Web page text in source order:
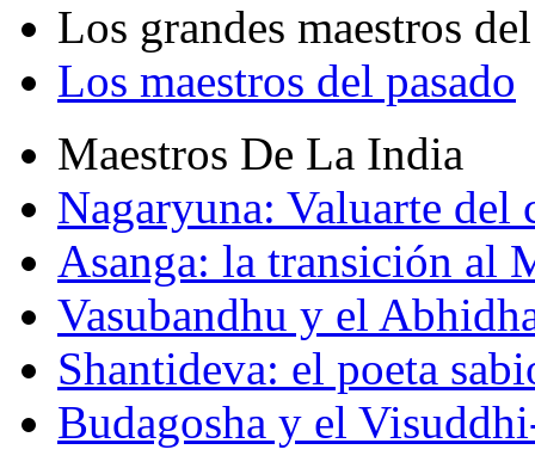
Los grandes maestros
Los maestros del pasado
Maestros De La India
Nagaryuna: Valuarte del
Asanga: la transición al
Vasubandhu y el
Shantideva: el poeta
Budagosha y el